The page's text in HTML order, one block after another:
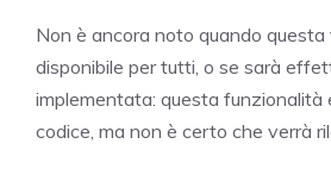
Non è ancora noto quando
disponibile per tutti, o se sarà
implementata: questa funzionalità
codice, ma non è certo che verrà